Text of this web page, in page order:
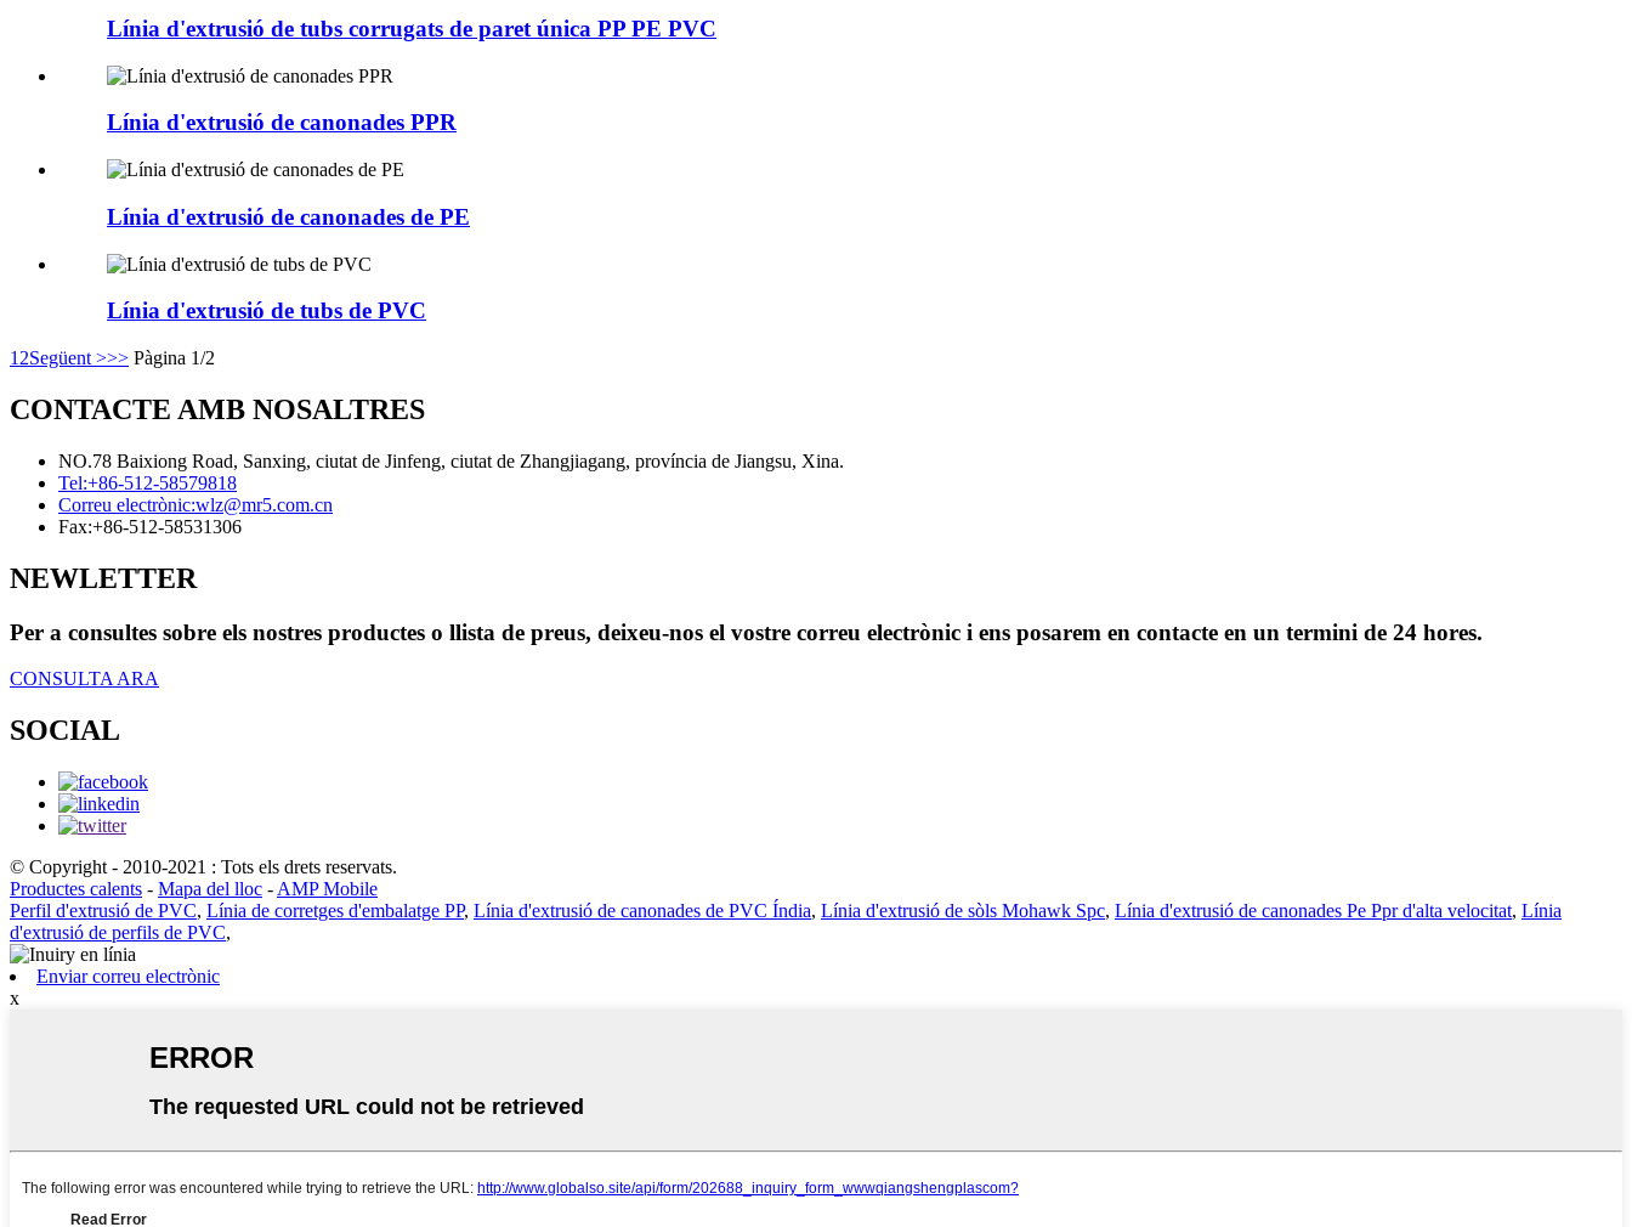
Línia d'extrusió de tubs corrugats de paret única PP PE PVC
Línia d'extrusió de canonades PPR
Línia d'extrusió de canonades de PE
Línia d'extrusió de tubs de PVC
1 2Següent >>> Pàgina 1/2
CONTACTE AMB NOSALTRES
NO.78 Baixiong Road, Sanxing, ciutat de Jinfeng, ciutat de Zhangjiagang, província de Jiangsu, Xina.
Tel:+86-512-58579818
Correu electrònic:wlz@mr5.com.cn
Fax:+86-512-58531306
NEWLETTER
Per a consultes sobre els nostres productes o llista de preus, deixeu-nos el vostre correu electrònic i ens posarem en contacte en un termini de 24 hores.
CONSULTA ARA
SOCIAL
© Copyright - 2010-2021 : Tots els drets reservats.
Productes calents - Mapa del lloc - AMP Mobile
Perfil d'extrusió de PVC, Línia de corretges d'embalatge PP, Línia d'extrusió de canonades de PVC Índia, Línia d'extrusió de sòls Mohawk Spc, Línia d'extrusió de canonades Pe Ppr d'alta velocitat, Línia
d'extrusió de perfils de PVC,
Enviar correu electrònic
x